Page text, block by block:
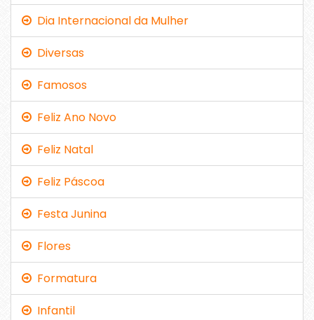
Dia Internacional da Mulher
Diversas
Famosos
Feliz Ano Novo
Feliz Natal
Feliz Páscoa
Festa Junina
Flores
Formatura
Infantil